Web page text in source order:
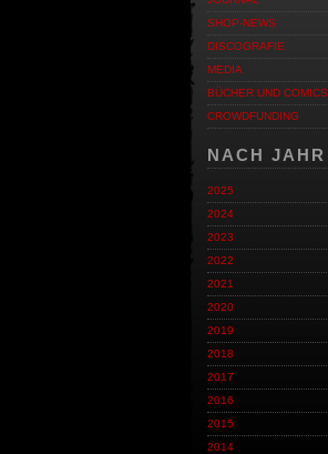
SHOP-NEWS
DISCOGRAFIE
MEDIA
BÜCHER UND COMICS
CROWDFUNDING
NACH JAHR
2025
2024
2023
2022
2021
2020
2019
2018
2017
2016
2015
2014